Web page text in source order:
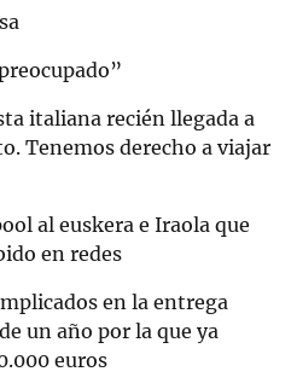
italiana recién llegada a
Tenemos derecho a viajar
al euskera e Iraola que
en redes
en la entrega
un año por la que ya
euros